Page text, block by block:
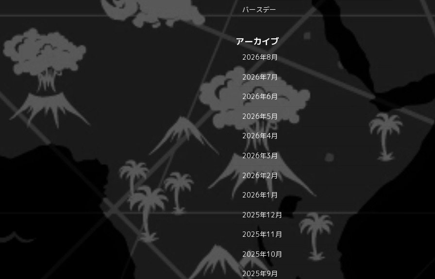
バースデー
アーカイブ
2026年8月
2026年7月
2026年6月
2026年5月
2026年4月
2026年3月
2026年2月
2026年1月
2025年12月
2025年11月
2025年10月
2025年9月